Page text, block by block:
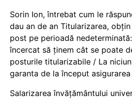
Sorin Ion, întrebat cum le
dau an de an Titularizarea,
post pe perioadă
încercat să ținem cât se poate
posturile titularizabile / La
garanta de la început
Salarizarea învățământului